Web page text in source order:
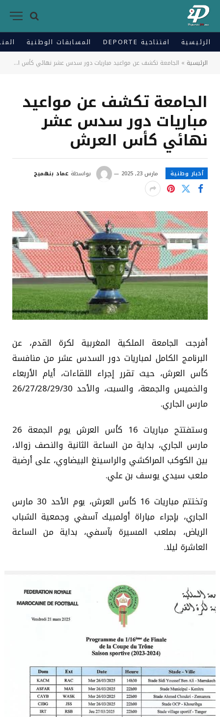
الرئيسية افتتاحية DEPORTE المسابقات الوطنية
الرئيسية » الجامعة تكشف عن مواعيد مباريات دور سدس عشر نهائي كأس العرش
الجامعة تكشف عن مواعيد
مباريات دور سدس عشر
نهائي كأس العرش
أخبار وطنية مارس 23, 2025 بواسطة عماد بنهميج
أفرجت الجامعة الملكية المغربية لكرة القدم، عن
البرنامج الكامل لمباريات دور السدس عشر من منافسة
كأس العرش، حيث تقرر إجراء اللقاءات، أيام الأربعاء
والخميس والجمعة، والسبت، والأحد 26/27/28/29/30
مارس الجاري.
وستفتتح مباريات 16 كأس العرش يوم الجمعة 26
مارس الجاري، بداية من الساعة الثانية والنصف زوالا،
بين الكوكب المراكشي والراسينغ البيضاوي، على أرضية
ملعب سيدي يوسف بن علي.
وتختتم مباريات 16 كأس العرش، يوم الأحد 30 مارس
الجاري، بإجراء مباراة أولمبيك آسفي وجمعية الشباب
الرياض، بملعب المسيرة بآسفي، بداية من الساعة
العاشرة ليلا.